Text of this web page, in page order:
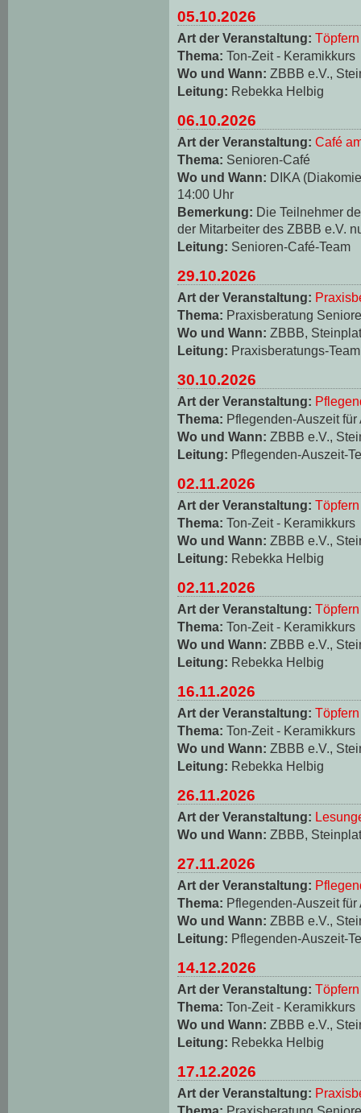
05.10.2026
Art der Veranstaltung: Töpfern
Thema: Ton-Zeit - Keramikkurs
Wo und Wann: ZBBB e.V.,
Leitung: Rebekka Helbig
06.10.2026
Art der Veranstaltung: Café
Thema: Senioren-Café
Wo und Wann: DIKA
14:00 Uhr
Bemerkung: Die Teilnehmer
der Mitarbeiter des ZBBB e.V.
Leitung: Senioren-Café-Team
29.10.2026
Art der Veranstaltung:
Thema: Praxisberatung
Wo und Wann: ZBBB,
Leitung: Praxisberatungs-Team
30.10.2026
Art der Veranstaltung:
Thema: Pflegenden-Auszeit
Wo und Wann: ZBBB e.V.,
Leitung: Pflegenden-Auszeit-
02.11.2026
Art der Veranstaltung: Töpfern
Thema: Ton-Zeit - Keramikkurs
Wo und Wann: ZBBB e.V.,
Leitung: Rebekka Helbig
02.11.2026
Art der Veranstaltung: Töpfern
Thema: Ton-Zeit - Keramikkurs
Wo und Wann: ZBBB e.V.,
Leitung: Rebekka Helbig
16.11.2026
Art der Veranstaltung: Töpfern
Thema: Ton-Zeit - Keramikkurs
Wo und Wann: ZBBB e.V.,
Leitung: Rebekka Helbig
26.11.2026
Art der Veranstaltung:
Wo und Wann: ZBBB,
27.11.2026
Art der Veranstaltung:
Thema: Pflegenden-Auszeit
Wo und Wann: ZBBB e.V.,
Leitung: Pflegenden-Auszeit-
14.12.2026
Art der Veranstaltung: Töpfern
Thema: Ton-Zeit - Keramikkurs
Wo und Wann: ZBBB e.V.,
Leitung: Rebekka Helbig
17.12.2026
Art der Veranstaltung: